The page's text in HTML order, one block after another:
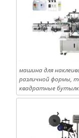
машина для
различной формы,
квадратные